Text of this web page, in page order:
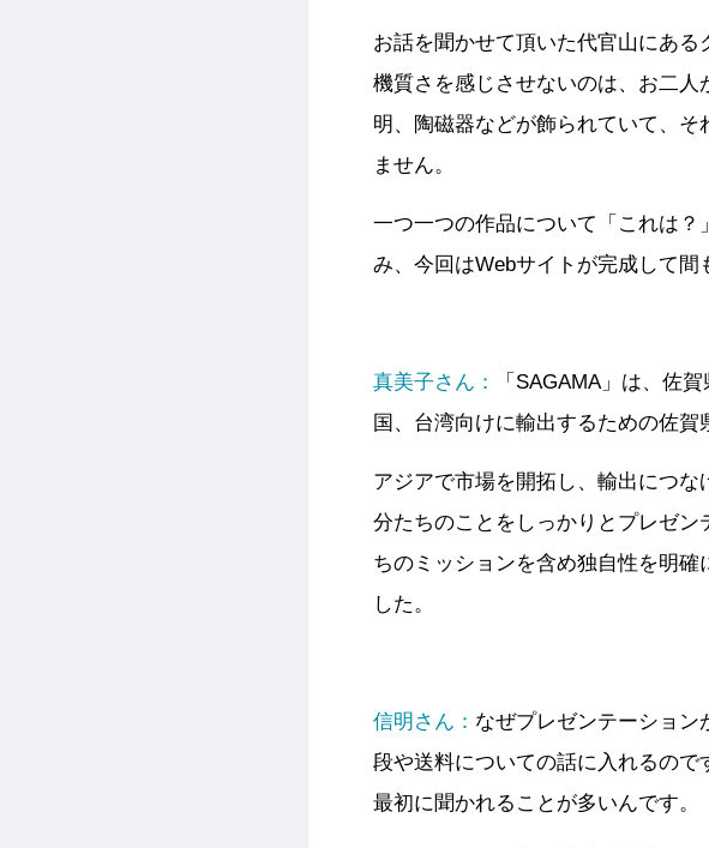
お話を聞かせて頂いた代官山にあ
機質さを感じさせないのは、お二
明、陶磁器などが飾られていて、
ません。
一つ一つの作品について「これは
み、今回はWebサイトが完成して間
真美子さん：
「SAGAMA」は、佐
国、台湾向けに輸出するための佐賀
アジアで市場を開拓し、輸出につ
分たちのことをしっかりとプレゼ
ちのミッションを含め独自性を明
した。
信明さん： なぜプレゼンテーション
段や送料についての話に入れるの
最初に聞かれることが多いんです。